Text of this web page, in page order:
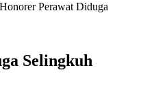
Honorer Perawat Diduga
Selingkuh